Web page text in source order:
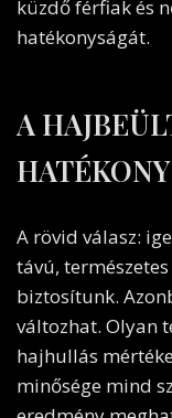
küzdő férfiak és
hatékonyságát.
A
A rövid válasz:
távú,
biztosítunk.
változhat. Olyan
hajhullás
minősége mind